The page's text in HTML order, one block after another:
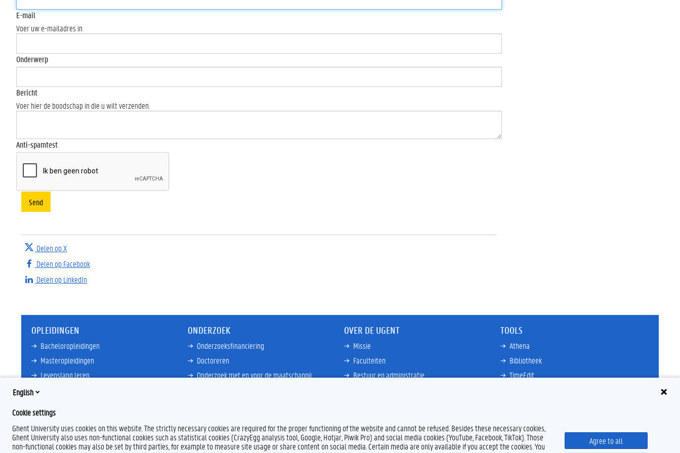
E-mail
Voer uw e-mailadres in
Onderwerp
Bericht
Voer hier de boodschap in die u wilt verzenden.
Anti-spamtest
Send
Delen op X
Delen op Facebook
Delen op LinkedIn
OPLEIDINGEN
Bacheloropleidingen
Masteropleidingen
Levenslang leren
ONDERZOEK
Onderzoeksfinanciering
Doctoreren
Onderzoek met en voor de maatschappij
OVER DE UGENT
Missie
Faculteiten
Bestuur en administratie
TOOLS
Athena
Bibliotheek
TimeEdit
Research Explorer
English
Cookie settings
Ghent University uses cookies on this website. The strictly necessary cookies are required for the proper functioning of the website and cannot be refused. Besides these necessary cookies,
Ghent University also uses non-functional cookies such as statistical cookies (CrazyEgg analysis tool, Google, Hotjar, Piwik Pro) and social media cookies (YouTube, Facebook, TikTok). Those
non-functional cookies may also be set by third parties, for example to measure site usage or share content on social media. Certain media are only available if you accept the cookies. You
Agree to all